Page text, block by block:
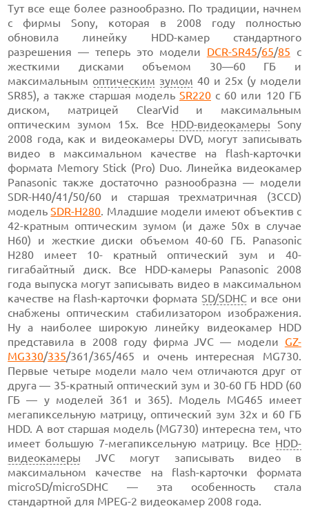
Тут все еще более разнообразно. По традиции, начнем
с фирмы Sony, которая в 2008 году полностью
обновила линейку HDD-камер стандартного
разрешения — теперь это модели DCR-SR45/65/85 с
жесткими дисками объемом 30—60 ГБ и
максимальным оптическим зумом 40 и 25х (у модели
SR85), а также старшая модель SR220 с 60 или 120 ГБ
диском, матрицей ClearVid и максимальным
оптическим зумом 15х. Все HDD-видеокамеры Sony
2008 года, как и видеокамеры DVD, могут записывать
видео в максимальном качестве на flash-карточки
формата Memory Stick (Pro) Duo. Линейка видеокамер
Panasonic также достаточно разнообразна — модели
SDR-H40/41/50/60 и старшая трехматричная (3CCD)
модельSDR-H280. Младшие модели имеют объектив с
42-кратным оптическим зумом (и даже 50х в случае
H60) и жесткие диски объемом 40-60 ГБ. Panasonic
H280 имеет 10- кратный оптический зум и 40-
гигабайтный диск. Все HDD-камеры Panasonic 2008
года выпуска могут записывать видео в максимальном
качестве на flash-карточки формата SD/SDHCи все они
снабжены оптическим стабилизатором изображения.
Ну а наиболее широкую линейку видеокамер HDD
представила в 2008 году фирма JVC — модели GZ-
MG330/335/361/365/465 и очень интересная MG730.
Первые четыре модели мало чем отличаются друг от
друга — 35-кратный оптический зум и 30-60 ГБ HDD (60
ГБ — у моделей 361 и 365). Модель MG465 имеет
мегапиксельную матрицу, оптический зум 32х и 60 ГБ
HDD. А вот старшая модель (MG730) интересна тем, что
имеет большую 7-мегапиксельную матрицу. Все HDD-
видеокамеры JVC могут записывать видео в
максимальном качестве на flash-карточки формата
microSD/microSDHC — эта особенность стала
стандартной для MPEG-2 видеокамер 2008 года.